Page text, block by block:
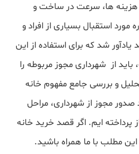
ها، سرعت در ساخت و
مورد استقبال بسیاری از افراد و
یادآور شد که برای استفاده از این
از شهرداری مجوز مربوطه را
و بررسی جامع مفهوم خانه‌
مجوز از شهرداری، مراحل
پرداخته ایم. اگر قصد خرید خانه
مطلب با ما همراه باشید.